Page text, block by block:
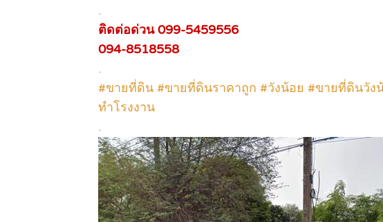
.
ติดต่อด่วน 099-5459556
094-8518558
.
#ขายที่ดิน #ขายที่ดินราคาถูก #วังน้อย #ขายที่ดินวั
ทำโรงงาน
.